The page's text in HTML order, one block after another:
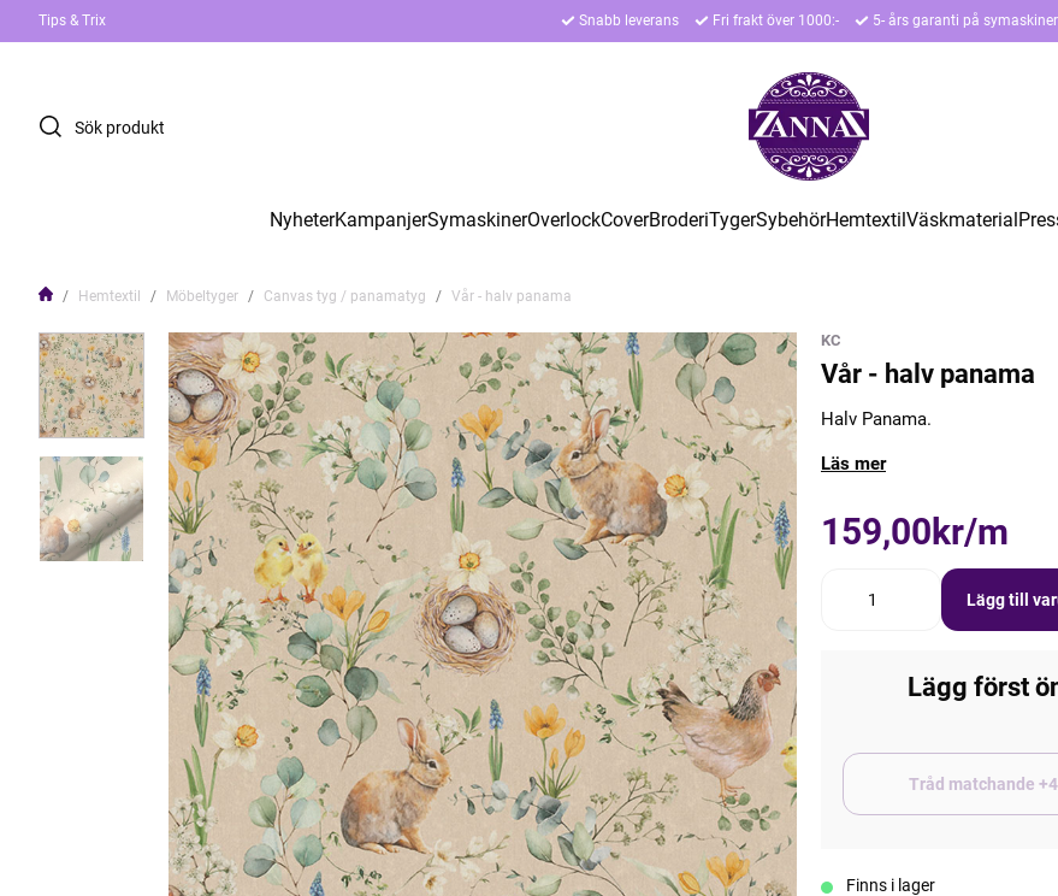
Tips & Trix Snabb leverans Fri frakt över 1000:- 5- års garanti på symaskiner
NyheterKampanjerSymaskinerOverlockCoverBroderiTygerSybehörHemtextilVäskmaterial
Hemtextil Möbeltyger Canvas tyg / panamatyg Vår - halv panama
KC
Vår - halv panama
Halv Panama.
Läs mer
159,00kr/m
Lägg till
Lägg först
Tråd
Finns i lager